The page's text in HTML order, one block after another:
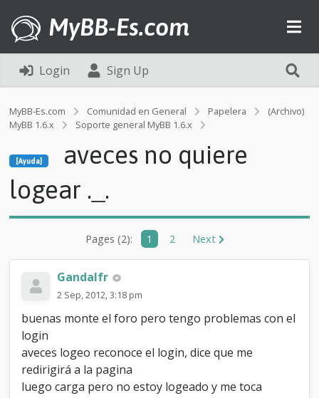
MyBB-Es.com
Login Sign Up
MyBB-Es.com Comunidad en General Papelera
(Archivo)
MyBB 1.6.x
Soporte general MyBB 1.6.x
a
v
s
o
q
r
e
o
a
[Ayuda]
aveces no quiere
logear ._.
Pages (2): 1 2 Next
Gandalfr
2 Sep, 2012, 3:18 pm
buenas monte el foro pero tengo problemas con el
login
aveces logeo reconoce el login, dice que me
redirigirá a la pagina
luego carga pero no estoy logeado y me toca